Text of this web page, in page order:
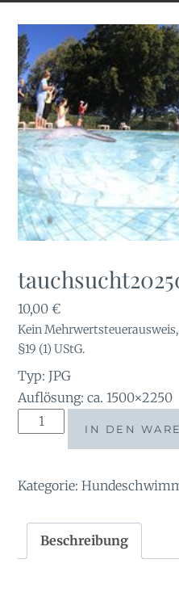
10,00€
Kein
§19 (1) UStG.
Typ: JPG
Auflösung: ca. 1500×2250
IN DEN
Kategorie:
Beschreibung